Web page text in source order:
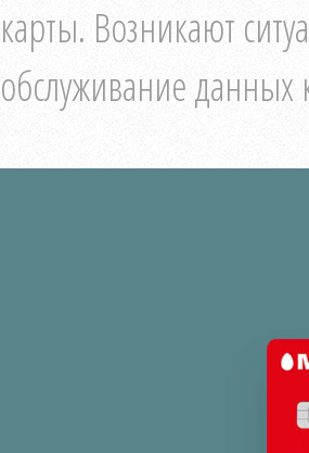
карты. Возникают
обслуживание данных